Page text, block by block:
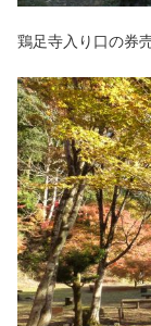
鶏足寺入り口の券